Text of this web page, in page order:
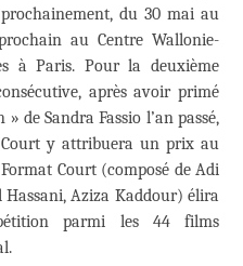
du 30 mai au
au Centre Wallonie-
à Paris. Pour la deuxième
après avoir primé
» de Sandra Fassio l’an passé,
y attribuera un prix au
Court (composé de Adi
Hassani, Aziza Kaddour) élira
parmi les 44 films